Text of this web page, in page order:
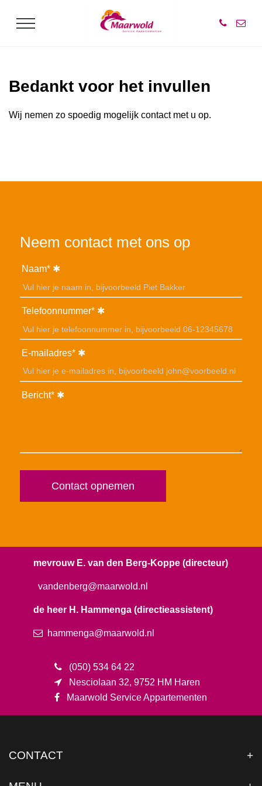
Bedankt voor het invullen
Wij nemen zo spoedig mogelijk contact met u op.
CONTACT
Neem contact met ons op
Naam*
Telefoonnummer*
E-mailadres*
Bericht*
mevrouw E. van den Berg-Koppe (directeur)
vandenberg@maarwold.nl
de heer H. Hammenga (directieassistent)
hammenga@maarwold.nl
(050) 534 64 22
Nesciolaan 32, 9752 HM Haren
Maarwold Service Appartementen